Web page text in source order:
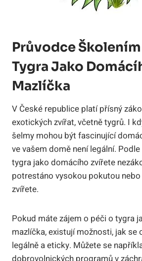
Průvodce Školením
Tygra Jako
Mazlíčka
V České republice platí přísný
exotických zvířat, včetně tygrů. I
šelmy mohou být fascinující
ve vašem domě není legální.
tygra jako domácího zvířete
potrestáno vysokou pokutou
zvířete.
Pokud máte zájem o péči o tygra
mazlíčka, existují možnosti, jak se
legálně a eticky. Můžete se